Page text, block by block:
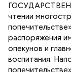
чтении
распоряжения
опекунов и
воспитания.